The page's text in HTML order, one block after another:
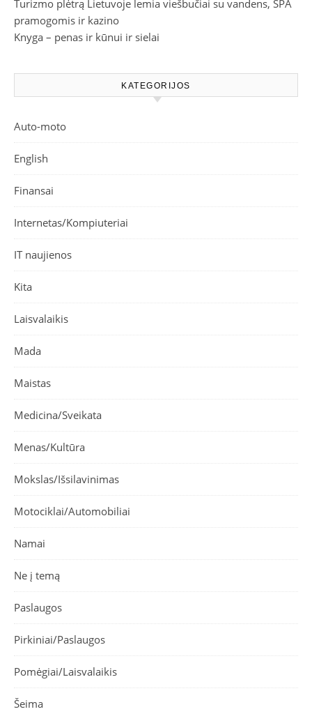
Turizmo plėtrą Lietuvoje lemia viešbučiai su vandens, SPA
pramogomis ir kazino
Knyga – penas ir kūnui ir sielai
KATEGORIJOS
Auto-moto
English
Finansai
Internetas/Kompiuteriai
IT naujienos
Kita
Laisvalaikis
Mada
Maistas
Medicina/Sveikata
Menas/Kultūra
Mokslas/Išsilavinimas
Motociklai/Automobiliai
Namai
Ne į temą
Paslaugos
Pirkiniai/Paslaugos
Pomėgiai/Laisvalaikis
Šeima